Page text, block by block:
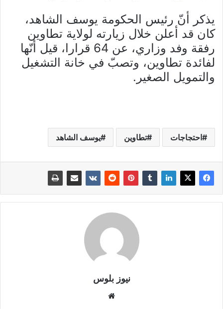
يذكر أنّ رئيس الحكومة يوسف الشاهد،
كان قد أعلن خلال زيارته لولاية تطاوين
رفقة وفد وزاري، عن 64 قرارا، قيل أنّها
لفائدة تطاوين، وتصبّ في خانة التشغيل
والتمويل الصغير.
احتجاجات تطاوين يوسف الشاهد
نيوز بلوس